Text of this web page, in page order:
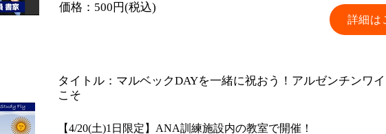
​価格：500円(税込)
詳細は
タイトル：マルベックDAYを一緒に祝おう！アルゼンチンワ
こそ
【4/20(土)1日限定】ANA訓練施設内の教室で開催！